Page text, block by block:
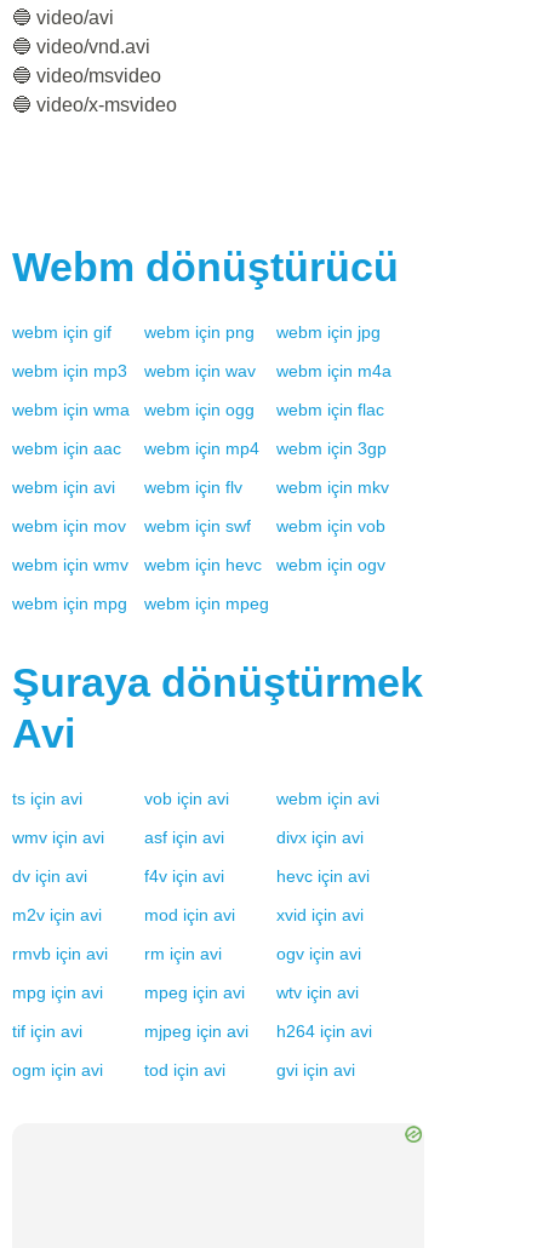
🔵 video/avi
🔵 video/vnd.avi
🔵 video/msvideo
🔵 video/x-msvideo
Webm dönüştürücü
webm için gif webm için png webm için jpg
webm için mp3 webm için wav webm için m4a
webm için wma webm için ogg webm için flac
webm için aac webm için mp4 webm için 3gp
webm için avi webm için flv webm için mkv
webm için mov webm için swf webm için vob
webm için wmv webm için hevc webm için ogv
webm için mpg webm için mpeg
Şuraya dönüştürmek
Avi
ts için avi vob için avi webm için avi
wmv için avi asf için avi divx için avi
dv için avi f4v için avi hevc için avi
m2v için avi mod için avi xvid için avi
rmvb için avi rm için avi ogv için avi
mpg için avi mpeg için avi wtv için avi
tif için avi mjpeg için avi h264 için avi
ogm için avi tod için avi gvi için avi